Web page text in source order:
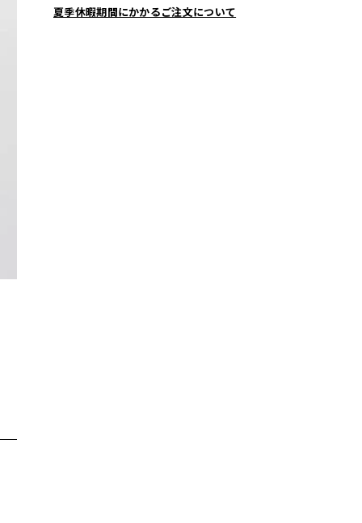
夏季休暇期間にかかるご注文について